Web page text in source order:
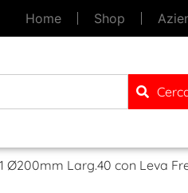
Home Shop
Ø200mm Larg.40 con Leva